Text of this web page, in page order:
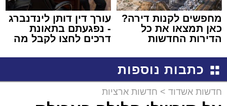
מחפשים לקנות דירה?
כאן תמצאו את כל
הדירות החדשות
עורך דין דותן לינדנברג
- נפגעתם בתאונת
דרכים לחצו לקבל מה
כתבות נוספות
חדשות אשדוד > חדשות ארציות